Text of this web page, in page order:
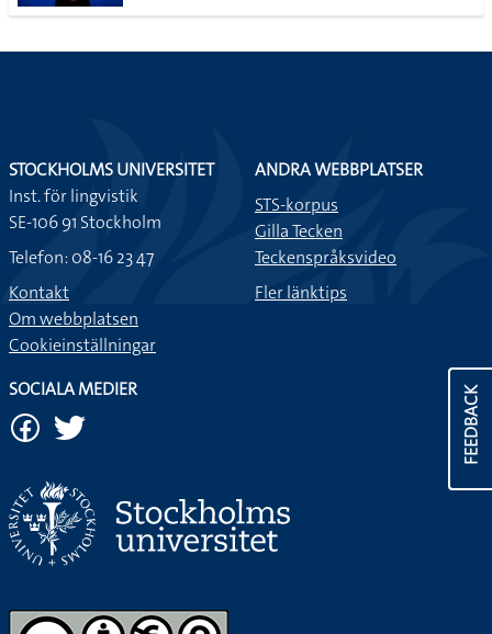
FEEDBACK
STOCKHOLMS UNIVERSITET
Inst. för lingvistik
SE-106 91 Stockholm
Telefon: 08-16 23 47
Kontakt
Om webbplatsen
Cookieinställningar
ANDRA WEBBPLATSER
STS-korpus
Gilla Tecken
Teckenspråksvideo
Fler länktips
SOCIALA MEDIER